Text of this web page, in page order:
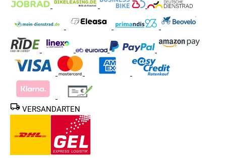
VERSANDARTEN